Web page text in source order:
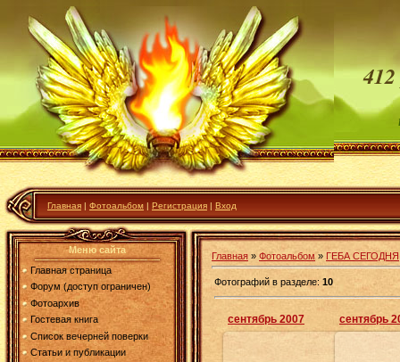
Главная | Фотоальбом | Регистрация | Вход
Меню сайта
Главная страница
Форум (доступ ограничен)
Фотоархив
Гостевая книга
Список вечерней поверки
Статьи и публикации
Главная » Фотоальбом» ГЕБА СЕГОДНЯ
Фотографий в разделе: 10
сентябрь 2007 сентябрь